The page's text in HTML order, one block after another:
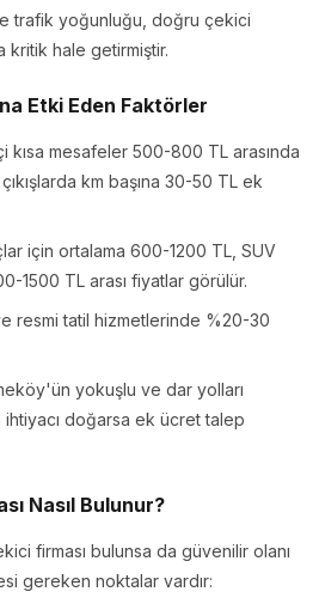
trafik yoğunluğu, doğru çekici
kritik hale getirmiştir.
Etki Eden Faktörler
kısa mesafeler 500-800 TL arasında
km başına 30-50 TL ek
için ortalama 600-1200 TL, SUV
1500 TL arası fiyatlar görülür.
resmi tatil hizmetlerinde %20-30
yokuşlu ve dar yolları
doğarsa ek ücret talep
Nasıl Bulunur?
firması bulunsa da güvenilir olanı
gereken noktalar vardır: